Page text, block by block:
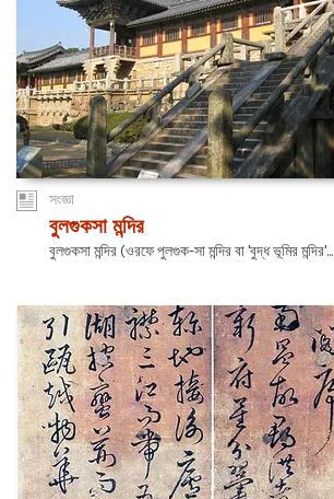
সংজ্ঞা
বুলগুকসা মন্দির
বুলগুকসা মন্দির (ওরফে পুলগুক-সা মন্দির বা 'বুদ্ধ ভূমির মন্দির'...